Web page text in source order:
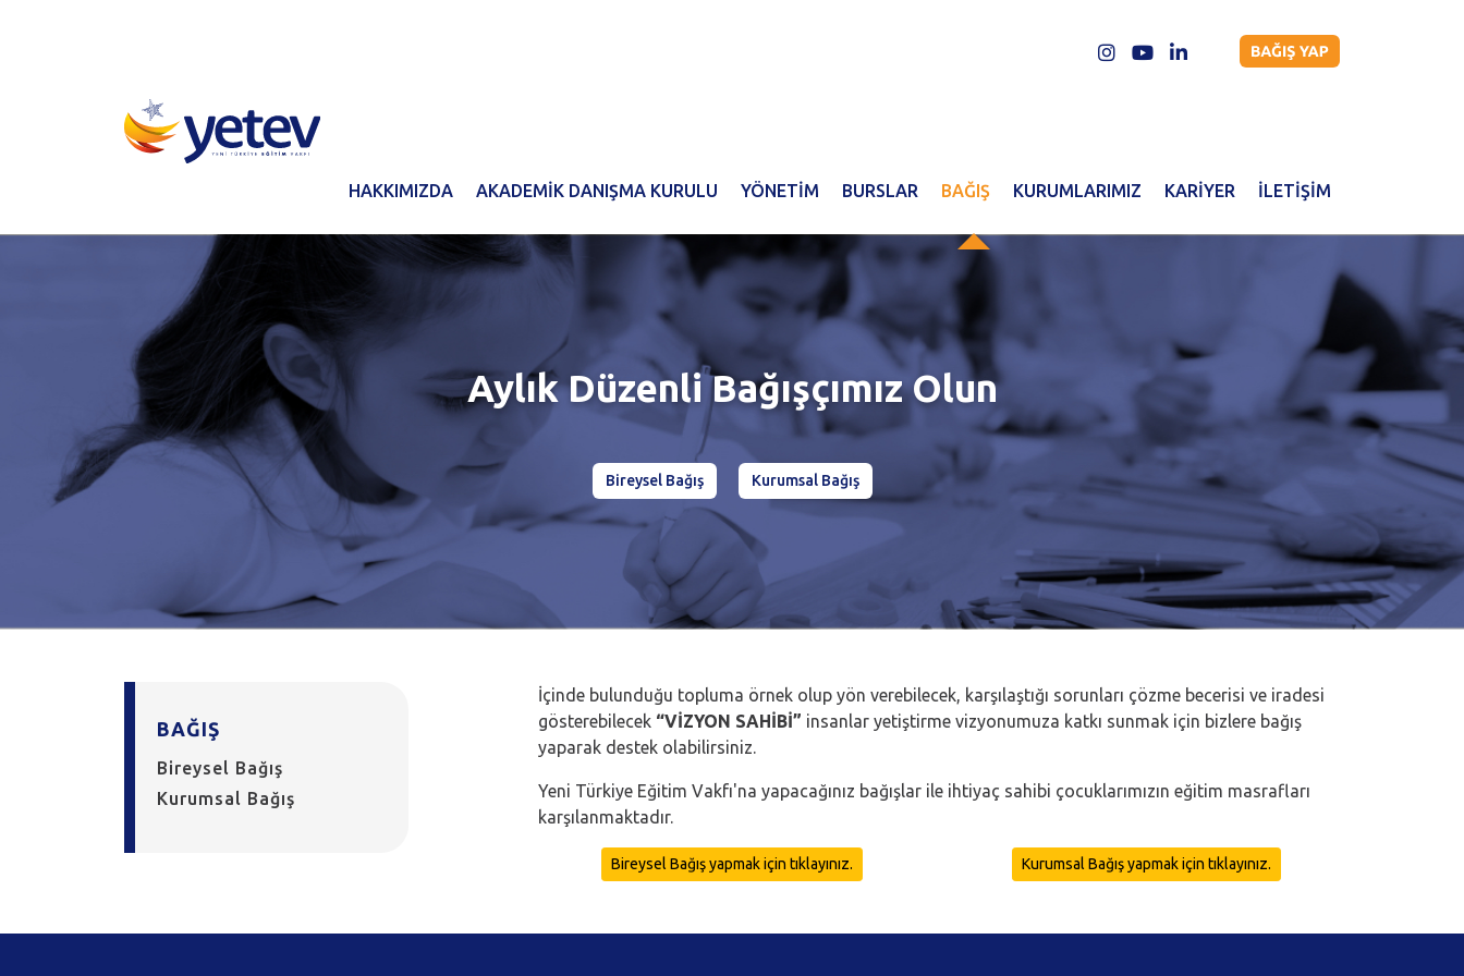
HAKKIMIZDA AKADEMİK DANIŞMA KURULU YÖNETİM BURSLAR BAĞIŞ KURUMLARIMIZ KARİYER İLETİŞİM
Aylık Düzenli Bağışçımız Olun
Bireysel Bağış Kurumsal Bağış
BAĞIŞ
Bireysel Bağış
Kurumsal Bağış
İçinde bulunduğu topluma örnek olup yön verebilecek, karşılaştığı sorunları çözme becerisi ve iradesi
gösterebilecek “VİZYON SAHİBİ” insanlar yetiştirme vizyonumuza katkı sunmak için bizlere bağış
yaparak destek olabilirsiniz.
Yeni Türkiye Eğitim Vakfı'na yapacağınız bağışlar ile ihtiyaç sahibi çocuklarımızın eğitim masrafları
karşılanmaktadır.
Bireysel Bağış yapmak için tıklayınız. Kurumsal Bağış yapmak için tıklayınız.